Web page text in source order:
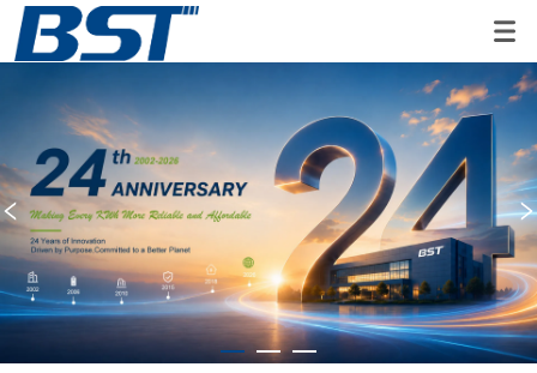
Carteira Residencial ESS
Soluções de ESS residenciais dimensionáveis desenvolvidas
para parceiros globais.
EXPLORE PRODUTOS